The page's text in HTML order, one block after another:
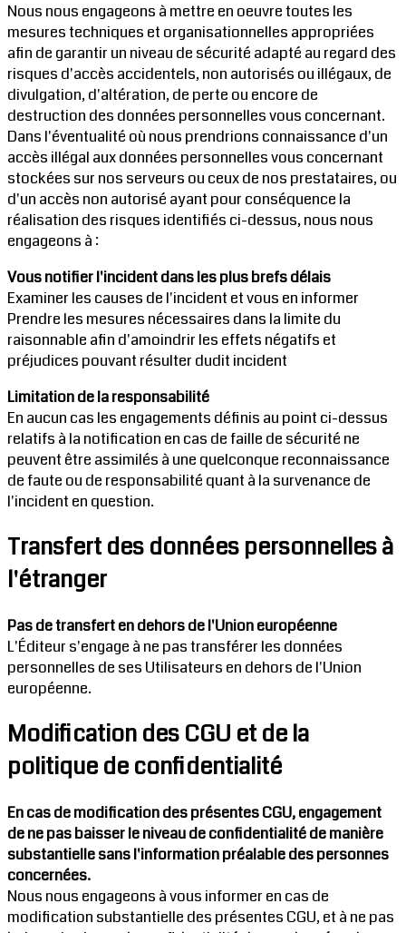
Nous nous engageons à mettre en oeuvre toutes les
mesures techniques et organisationnelles appropriées
afin de garantir un niveau de sécurité adapté au regard des
risques d'accès accidentels, non autorisés ou illégaux, de
divulgation, d'altération, de perte ou encore de
destruction des données personnelles vous concernant.
Dans l'éventualité où nous prendrions connaissance d'un
accès illégal aux données personnelles vous concernant
stockées sur nos serveurs ou ceux de nos prestataires, ou
d'un accès non autorisé ayant pour conséquence la
réalisation des risques identifiés ci-dessus, nous nous
engageons à :
Vous notifier l'incident dans les plus brefs délais
Examiner les causes de l'incident et vous en informer
Prendre les mesures nécessaires dans la limite du
raisonnable afin d'amoindrir les effets négatifs et
préjudices pouvant résulter dudit incident
Limitation de la responsabilité
En aucun cas les engagements définis au point ci-dessus
relatifs à la notification en cas de faille de sécurité ne
peuvent être assimilés à une quelconque reconnaissance
de faute ou de responsabilité quant à la survenance de
l'incident en question.
Transfert des données personnelles à
l'étranger
Pas de transfert en dehors de l'Union européenne
L'Éditeur s'engage à ne pas transférer les données
personnelles de ses Utilisateurs en dehors de l'Union
européenne.
Modification des CGU et de la
politique de confidentialité
En cas de modification des présentes CGU, engagement
de ne pas baisser le niveau de confidentialité de manière
substantielle sans l'information préalable des personnes
concernées.
Nous nous engageons à vous informer en cas de
modification substantielle des présentes CGU, et à ne pas